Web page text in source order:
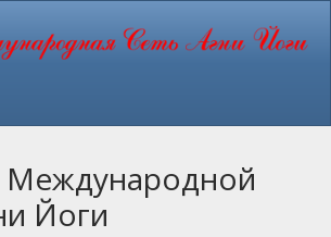
Международной
Йоги